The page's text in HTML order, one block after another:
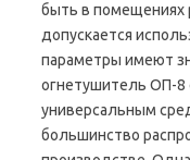
быть в помещениях
допускается
параметры имеют
огнетушитель ОП-8
универсальным
большинство